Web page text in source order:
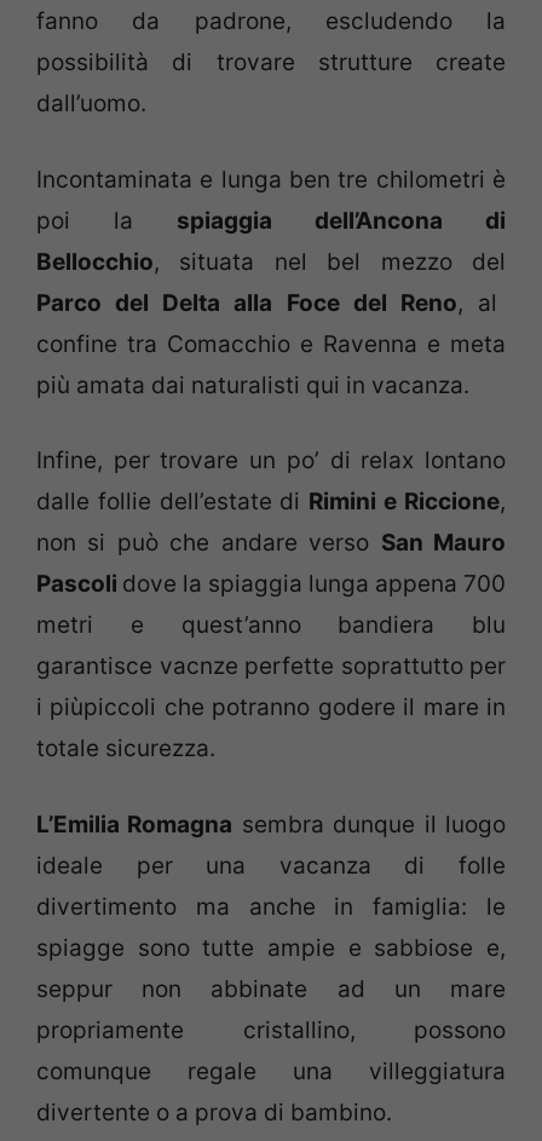
fanno da padrone, escludendo la
possibilità di trovare strutture create
dall’uomo.
Incontaminata e lunga ben tre chilometri è
poi la spiaggia dell’Ancona di
Bellocchio, situata nel bel mezzo del
Parco del Delta alla Foce del Reno, al
confine tra Comacchio e Ravenna e meta
più amata dai naturalisti qui in vacanza.
Infine, per trovare un po’ di relax lontano
dalle follie dell’estate di Rimini e Riccione,
non si può che andare verso San Mauro
Pascoli dove la spiaggia lunga appena 700
metri e quest’anno bandiera blu
garantisce vacnze perfette soprattutto per
i piùpiccoli che potranno godere il mare in
totale sicurezza.
L’Emilia Romagna sembra dunque il luogo
ideale per una vacanza di folle
divertimento ma anche in famiglia: le
spiagge sono tutte ampie e sabbiose e,
seppur non abbinate ad un mare
propriamente cristallino, possono
comunque regale una villeggiatura
divertente o a prova di bambino.